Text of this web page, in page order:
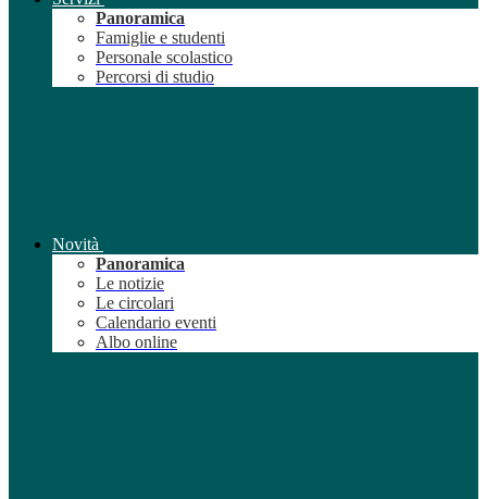
Panoramica
Famiglie e studenti
Personale scolastico
Percorsi di studio
Novità
Panoramica
Le notizie
Le circolari
Calendario eventi
Albo online